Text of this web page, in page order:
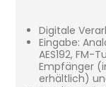
Digitale
Eingabe:
AES192, FM-
Empfänger
erhältlich)